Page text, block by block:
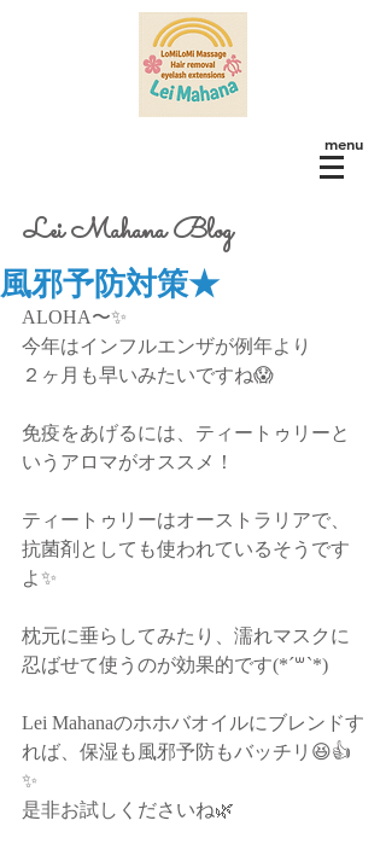
menu
Lei Mahana Blog
風邪予防対策★
ALOHA〜✨
今年はインフルエンザが例年より
２ヶ月も早いみたいですね😱
免疫をあげるには、ティートゥリーと
いうアロマがオススメ！
ティートゥリーはオーストラリアで、
抗菌剤としても使われているそうです
よ✨
枕元に垂らしてみたり、濡れマスクに
忍ばせて使うのが効果的です(*´꒳`*)
Lei Mahanaのホホバオイルにブレンドす
れば、保湿も風邪予防もバッチリ😆👍
✨
是非お試しくださいね🌿